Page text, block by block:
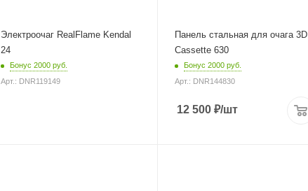
Электроочаг RealFlame Kendal
24
Бонус 2000 руб.
Арт.: DNR119149
Панель стальная для очага 3D
Cassette 630
Бонус 2000 руб.
Арт.: DNR144830
12 500 ₽/шт